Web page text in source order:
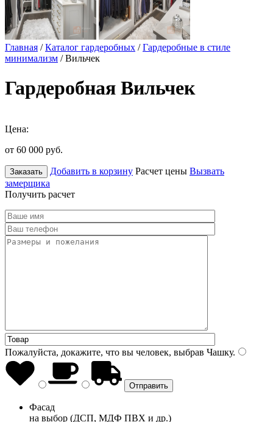
Главная /Каталог гардеробных /Гардеробные в стиле
минимализм / Вильчек
Гардеробная Вильчек
Цена:
от 60 000 руб.
Заказать Добавить в корзину Расчет цены Вызвать
замерщика
Получить расчет
Пожалуйста, докажите, что вы человек, выбрав Чашку.
Фасад
на выбор (ДСП, МДФ ПВХ и др.)